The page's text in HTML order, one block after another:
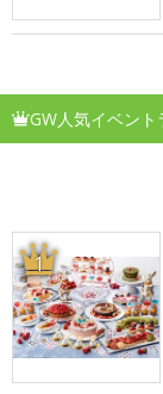
GW人気イベント
1